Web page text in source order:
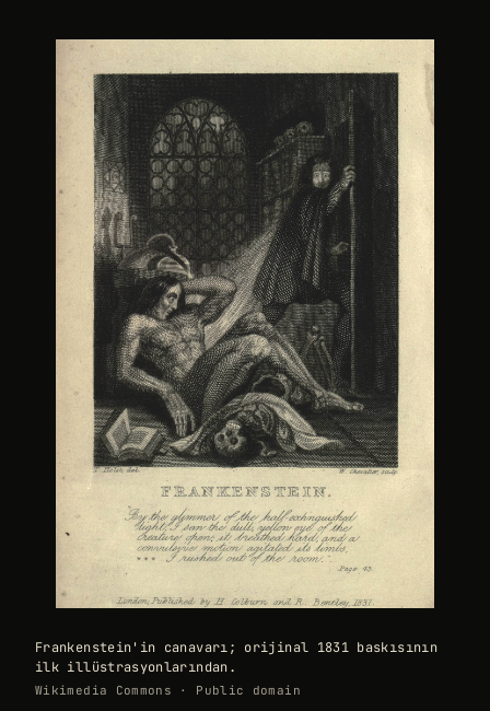
Frankenstein'in canavarı; orijinal 1831 baskısının
ilk illüstrasyonlarından.
Wikimedia Commons · Public domain